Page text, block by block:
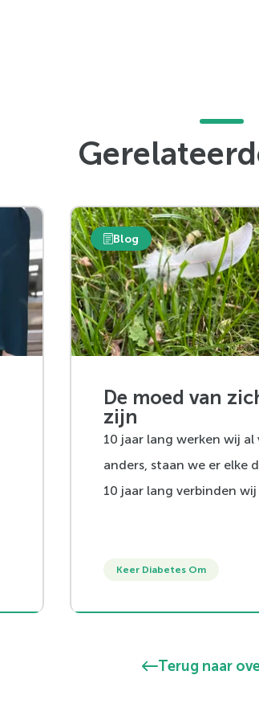
Blog
De moed van
zijn
10 jaar lang werken wij al
anders, staan we er elke
10 jaar lang verbinden
tijd zijn wij zichtbaarder
voor onszelf of de ander
Keer Diabetes Om
Terug naar